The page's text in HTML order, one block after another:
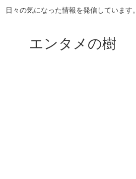
日々の気になった情報を発信しています。
エンタメの樹